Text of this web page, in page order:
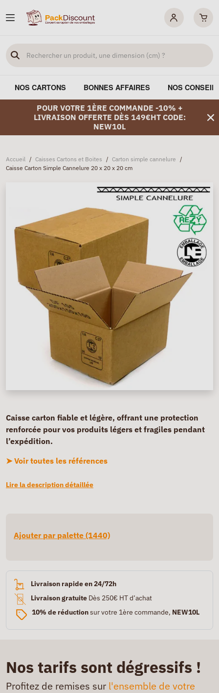
NOS CARTONS BONNES AFFAIRES NOS
POUR VOTRE 1ÈRE COMMANDE -10% +
LIVRAISON OFFERTE DÈS 149€HT CODE:
NEW10L
Accueil / Caisses Cartons et Boites / Carton simple cannelure /
Caisse Carton Simple Cannelure 20 x 20 x 20 cm
Caisse carton fiable et légère, offrant une protection
renforcée pour vos produits légers et fragiles pendant
l’expédition.
➤ Voir toutes les références
Lire la description détaillée
Ajouter par palette (1440)
Livraison rapide en 24/72h
Livraison gratuite Dès 250€ HT d’achat
10% de réductionsur votre 1ère commande, NEW10L
Nos tarifs sont dégressifs !
Profitez de remises sur l'ensemble de votre